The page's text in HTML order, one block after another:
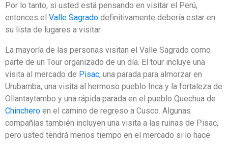
Por lo tanto, si usted está pensando en visitar el Perú,
entonces el Valle Sagrado definitivamente debería estar en
su lista de lugares a visitar.
La mayoría de las personas visitan el Valle Sagrado como
parte de un Tour organizado de un día. El tour incluye una
visita al mercado de Pisac, una parada para almorzar en
Urubamba, una visita al hermoso pueblo Inca y la fortaleza de
Ollantaytambo y una rápida parada en el pueblo Quechua de
Chinchero en el camino de regreso a Cusco. Algunas
compañías también incluyen una visita a las ruinas de Pisac,
pero usted tendrá menos tiempo en el mercado si lo hace.